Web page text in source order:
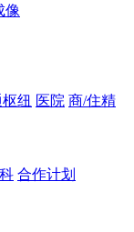
像
纽 医院 商/住精
合作计划